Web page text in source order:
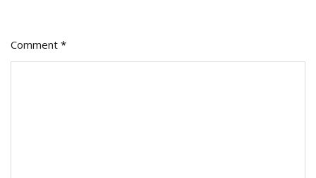
Comment *